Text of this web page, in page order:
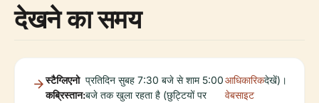
देखने का समय
स्टैग्लिएनो
कब्रिस्तान:
प्रतिदिन सुबह 7:30 बजे से शाम 5:00
बजे तक खुला रहता है (छुट्टियों पर
आधिकारिक
वेबसाइट
देखें)।